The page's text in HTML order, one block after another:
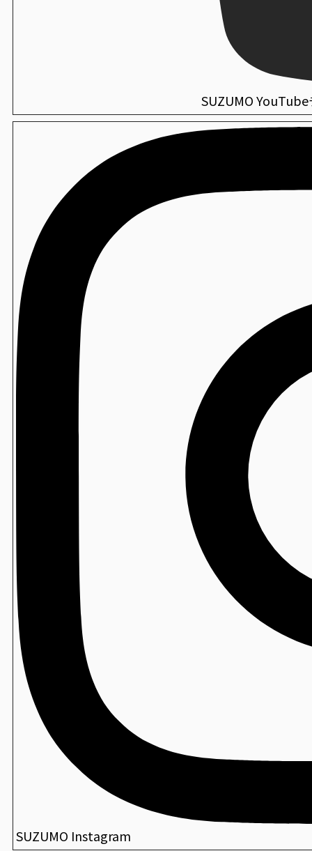
SUZUMO
SUZUMO Instagram